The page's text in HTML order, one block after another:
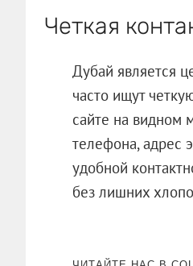
Четкая
Дубай является
часто ищут
сайте на видном
телефона, адрес
удобной
без лишних